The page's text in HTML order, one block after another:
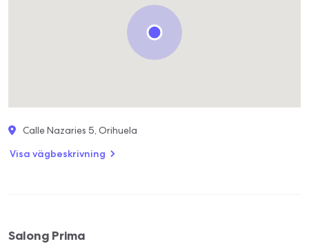
Calle Nazaries 5, Orihuela
Visa vägbeskrivning
Salong Prima